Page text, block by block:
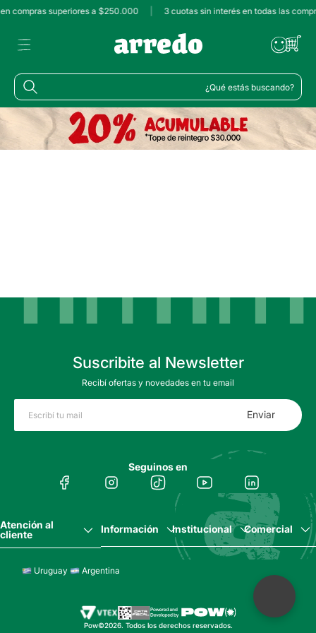
compras superiores a $250.000 3 cuotas sin interés en todas las
¿Qué estás buscando?
Suscribite al Newsletter
Recibí ofertas y novedades en tu email
Enviar
Seguinos en
Atención al
cliente
Información Institucional Comercial
Uruguay Argentina
Pow©2026. Todos los derechos reservados.